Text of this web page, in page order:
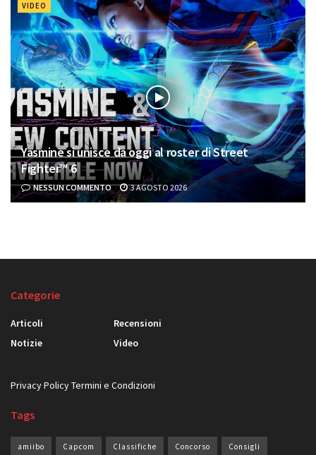
VIDEO
Yasmine si unisce da oggi al roster di Street
Fighter™ 6
NESSUN COMMENTO 3 AGOSTO 2026
Categorie
Articoli
Notizie
Recensioni
Video
Privacy PolicyTermini e Condizioni
Tags
amiibo Capcom Classifiche Concorso Consigli